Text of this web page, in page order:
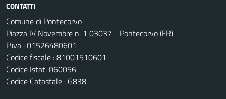
CONTATTI
Comune di Pontecorvo
Piazza IV Novembre n. 1 03037 - Pontecorvo (FR)
P.iva : 01526480601
Codice fiscale : 81001510601
Codice Istat: 060056
Codice Catastale : G838